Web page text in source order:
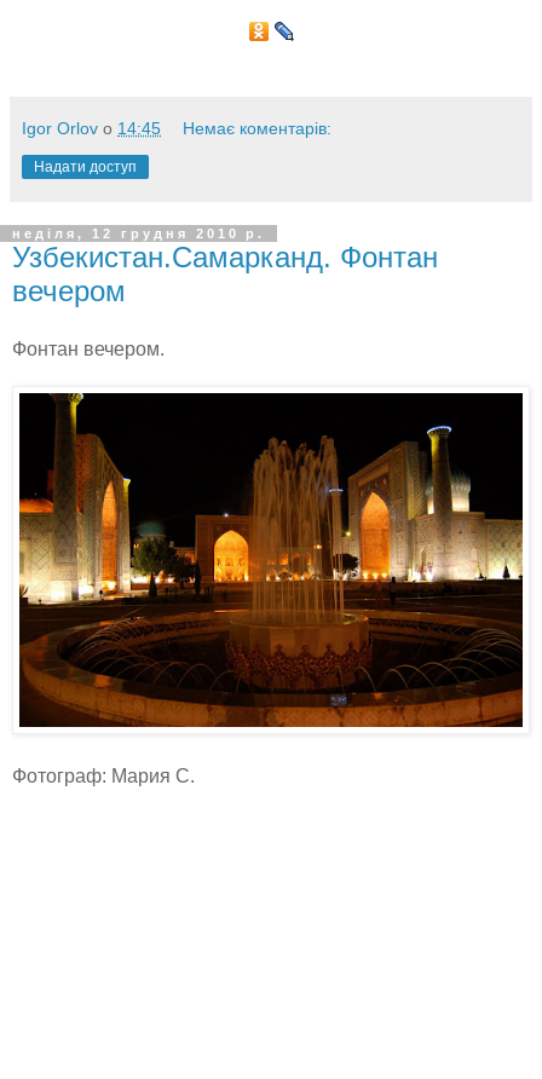
Igor Orlov о 14:45 Немає коментарів:
Надати доступ
неділя, 12 грудня 2010 р.
Узбекистан.Самарканд. Фонтан
вечером
Фонтан вечером.
Фотограф: Мария С.